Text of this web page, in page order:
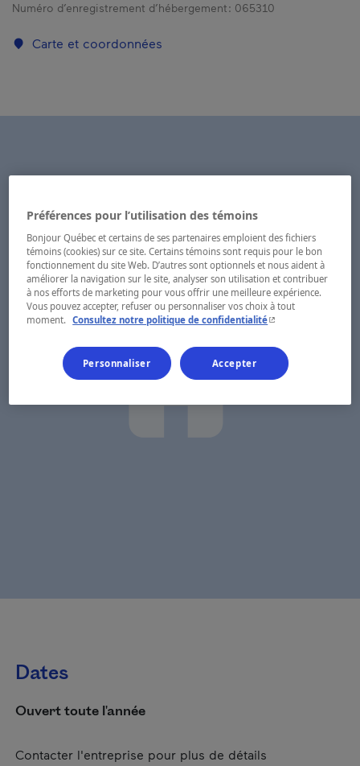
Numéro d’enregistrement d’hébergement : 065310
Carte et coordonnées
Dates
Ouvert toute l'année
Contacter l'entreprise pour plus de détails
Préférences pour l’utilisation des témoins
Bonjour Québec et certains de ses partenaires emploient des fichiers
témoins (cookies) sur ce site. Certains témoins sont requis pour le bon
fonctionnement du site Web. D’autres sont optionnels et nous aident à
améliorer la navigation sur le site, analyser son utilisation et contribuer
à nos efforts de marketing pour vous offrir une meilleure expérience.
Vous pouvez accepter, refuser ou personnaliser vos choix à tout
moment.
Consultez notre politique de confidentialité- Cet hyperlien
Personnaliser Accepter